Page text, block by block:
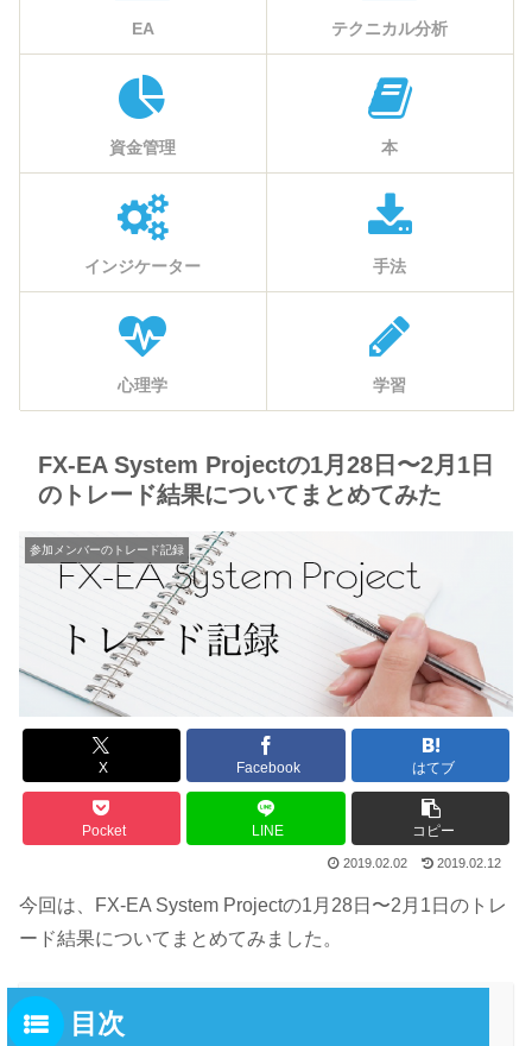
EA テクニカル分析
資金管理 本
インジケーター 手法
心理学 学習
FX-EA System Projectの1月28日〜2月1日
のトレード結果についてまとめてみた
参加メンバーのトレード記録
X Facebook はてブ
Pocket LINE コピー
2019.02.02 2019.02.12
今回は、FX-EA System Projectの1月28日〜2月1日のトレ
ード結果についてまとめてみました。
目次